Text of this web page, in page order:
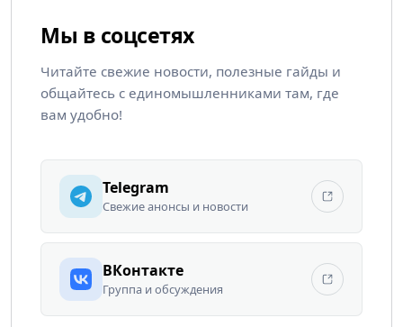
Мы в соцсетях
Читайте свежие новости, полезные гайды и
общайтесь с единомышленниками там, где
вам удобно!
Telegram
Свежие анонсы и новости
ВКонтакте
Группа и обсуждения